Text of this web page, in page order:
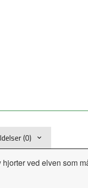
(0)
ved elven som